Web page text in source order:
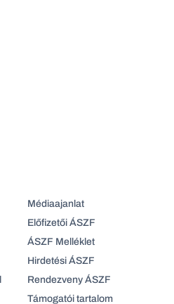
Médiaajanlat
Előfizetői ÁSZF
ÁSZF Melléklet
Hirdetési ÁSZF
Rendezveny ÁSZF
Támogatói tartalom